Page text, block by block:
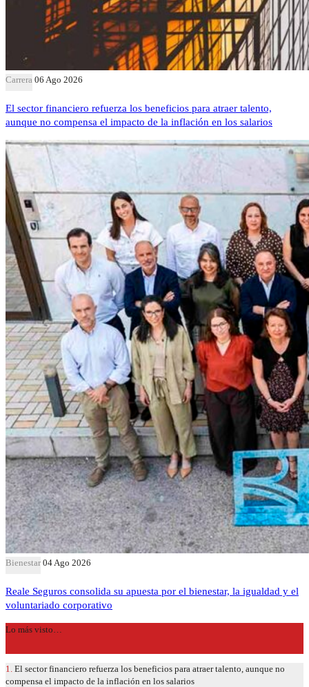
Carrera 06 Ago 2026
El sector financiero refuerza los beneficios para atraer talento,
aunque no compensa el impacto de la inflación en los salarios
Bienestar 04 Ago 2026
Reale Seguros consolida su apuesta por el bienestar, la igualdad y el
voluntariado corporativo
Lo más visto…
1. El sector financiero refuerza los beneficios para atraer talento, aunque no
compensa el impacto de la inflación en los salarios